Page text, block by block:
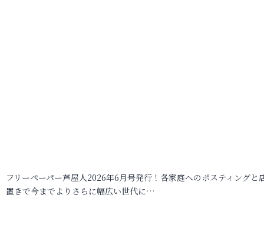
フリーペーパー芦屋人2026年6月号発行！各家庭へのポスティングと
置きで今までよりさらに幅広い世代に…